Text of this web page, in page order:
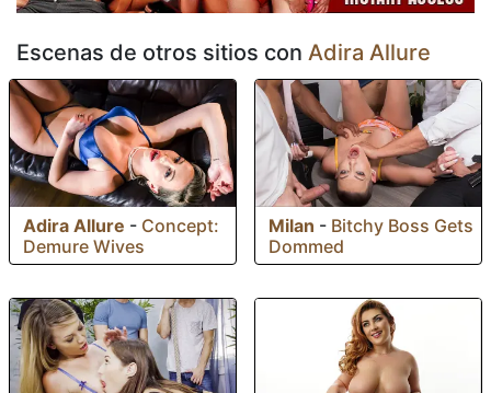
Escenas de otros sitios con Adira Allure
Adira Allure - Concept:
Demure Wives
Milan - Bitchy Boss Gets
Dommed